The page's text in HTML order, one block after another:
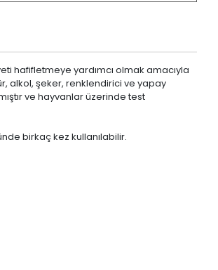
hafifletmeye yardımcı olmak amacıyla
alkol, şeker, renklendirici ve yapay
ve hayvanlar üzerinde test
birkaç kez kullanılabilir.